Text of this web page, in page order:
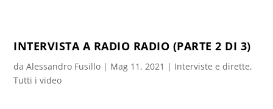
INTERVISTA A RADIO RADIO (PARTE 2 DI 3)
daAlessandro Fusillo | Mag 11, 2021 | Interviste e dirette,
Tutti i video